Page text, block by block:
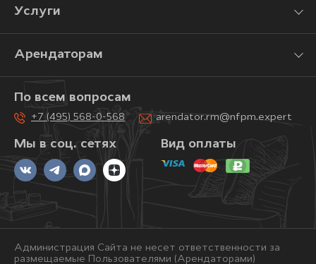
Услуги
Арендаторам
Мы в соц. сетях
По всем вопросам
+7 (495) 568-0-568 arendator.rm@nfpm.expert
Вид оплаты
Администрация Сайта не несет ответственности за
размещаемые Пользователями (Арендаторами)